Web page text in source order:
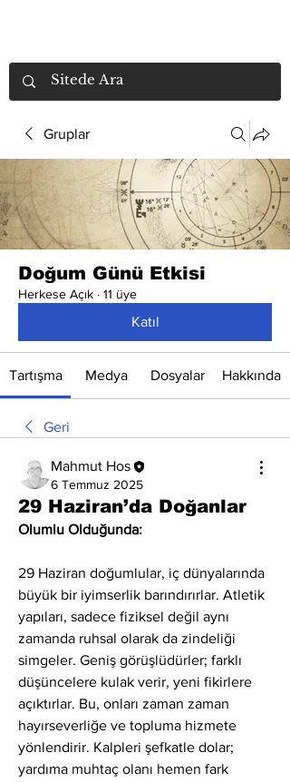
Gruplar
Doğum Günü Etkisi
Herkese Açık · 11 üye
Katıl
Tartışma Medya Dosyalar Hakkında
Geri
Mahmut Hos
6 Temmuz 2025
29 Haziran’da Doğanlar
Olumlu Olduğunda:
29 Haziran doğumlular, iç dünyalarında
büyük bir iyimserlik barındırırlar. Atletik
yapıları, sadece fiziksel değil aynı
zamanda ruhsal olarak da zindeliği
simgeler. Geniş görüşlüdürler; farklı
düşüncelere kulak verir, yeni fikirlere
açıktırlar. Bu, onları zaman zaman
hayırseverliğe ve topluma hizmete
yönlendirir. Kalpleri şefkatle dolar;
yardıma muhtaç olanı hemen fark